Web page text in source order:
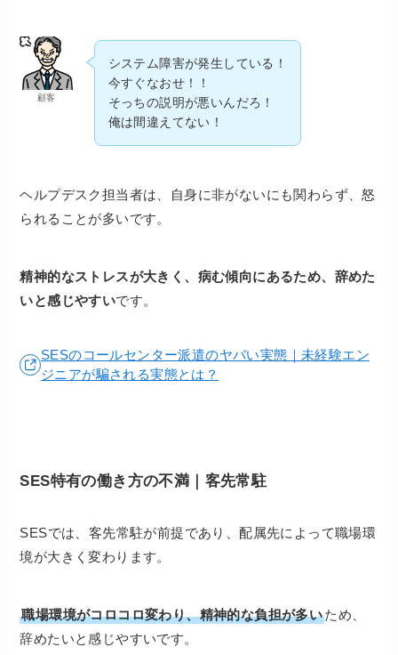
顧客
システム障害が発生している！
今すぐなおせ！！
そっちの説明が悪いんだろ！
俺は間違えてない！
ヘルプデスク担当者は、自身に非がないにも関わらず、怒
られることが多いです。
精神的なストレスが大きく、病む傾向にあるため、辞めた
いと感じやすいです。
SESのコールセンター派遣のヤバい実態｜未経験エン
ジニアが騙される実態とは？
SES特有の働き方の不満｜客先常駐
SESでは、客先常駐が前提であり、配属先によって職場環
境が大きく変わります。
職場環境がコロコロ変わり、精神的な負担が多いため、
辞めたいと感じやすいです。